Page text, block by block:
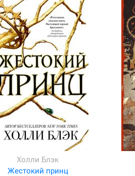
Холли Блэк
Жестокий принц